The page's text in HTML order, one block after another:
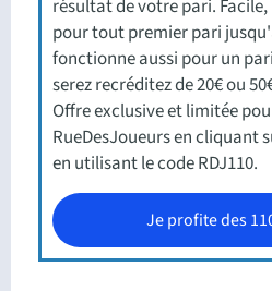
résultat de votre pari.
pour tout premier pari
fonctionne aussi pour un
serez recréditez de 20€ ou
Offre exclusive et limitée
RueDesJoueurs en cliquant
en utilisant le code RDJ110.
Je profite des